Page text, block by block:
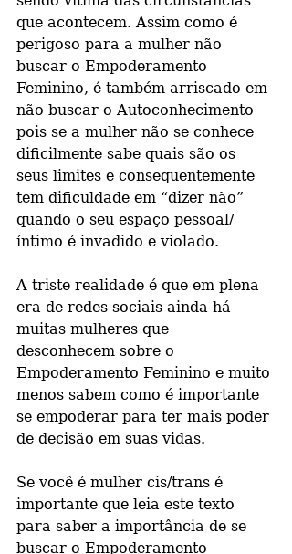
que acontecem. Assim como é
perigoso para a mulher não
buscar o Empoderamento
Feminino, é também arriscado em
não buscar o Autoconhecimento
pois se a mulher não se conhece
dificilmente sabe quais são os
seus limites e consequentemente
tem dificuldade em “dizer não”
quando o seu espaço pessoal/
íntimo é invadido e violado.
A triste realidade é que em plena
era de redes sociais ainda há
muitas mulheres que
desconhecem sobre o
Empoderamento Feminino e muito
menos sabem como é importante
se empoderar para ter mais poder
de decisão em suas vidas.
Se você é mulher cis/trans é
importante que leia este texto
para saber a importância de se
buscar o Empoderamento